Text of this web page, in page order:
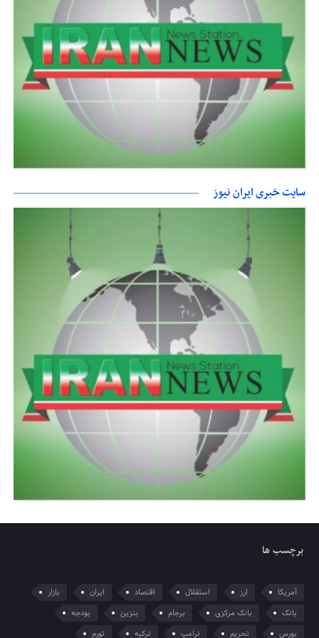
سایت خبری ایران نیوز
برچسب ها
آمریکا ارز استقلال اقتصاد ایران
بازار
بانک
بانک مرکزی برجام بنزین
بودجه
بورس
تحریم ترامپ ترکیه تورم